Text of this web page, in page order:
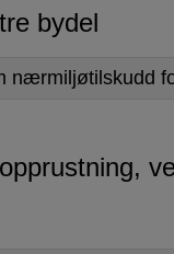
bydel
nærmiljøtilskudd